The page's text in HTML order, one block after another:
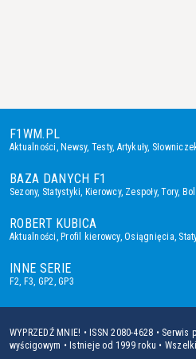
F1WM.PL
Aktualności,Newsy, Testy, Artykuły,
BAZA DANYCH F1
Sezony, Statystyki, Kierowcy, Zespoły,Tory,
ROBERT KUBICA
Aktualności,Profil kierowcy,Osiągnięcia,
INNE SERIE
F2, F3, GP2,GP3
WYPRZEDŹ MNIE! • ISSN 2080-4628 •
wyścigowym • Istnieje od 1999 roku •